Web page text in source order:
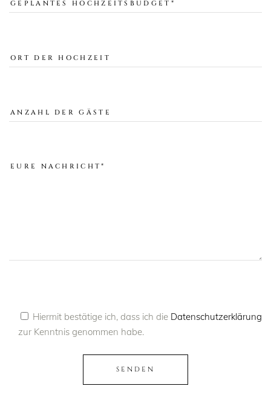
Hiermit bestätige ich, dass ich die Datenschutzerklärung
zur Kenntnis genommen habe.
SENDEN